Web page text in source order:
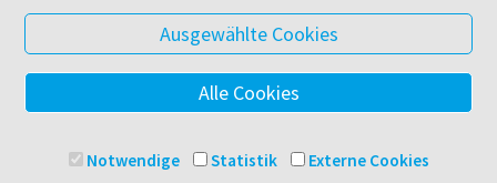
Barrierefreiheit
© 2025 Facultas Verlags- und Buchhandels AG
Ausgewählte Cookies
Alle Cookies
Notwendige Statistik Externe Cookies